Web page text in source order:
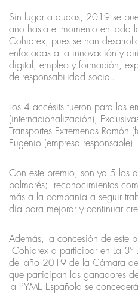
Sin lugar a dudas, 2019 se
año hasta el momento en toda
Cohidrex, pues se han
enfocadas a la innovación y
digital, empleo y formación,
de responsabilidad social.
Los 4 accésits fueron para las
(internacionalización),
Transportes Extremeños
Eugenio (empresa responsable).
Con este premio, son ya 5 los
palmarés; reconocimientos
más a la compañía a seguir
día para mejorar y continuar
Además, la concesión de este
Cohidrex a participar en La 3ª
del año 2019 de la Cámara
que participan los ganadores
la PYME Española se